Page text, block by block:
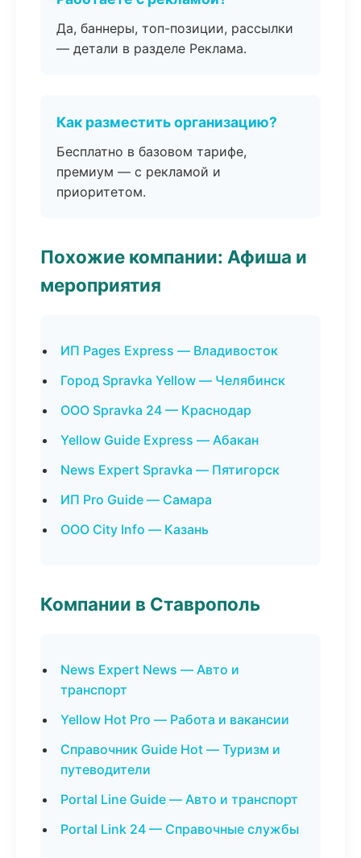
Да, баннеры, топ-позиции, рассылки
— детали в разделе Реклама.
Как разместить организацию?
Бесплатно в базовом тарифе,
премиум — с рекламой и
приоритетом.
Похожие компании: Афиша и
мероприятия
ИП Pages Express — Владивосток
Город Spravka Yellow — Челябинск
ООО Spravka 24 — Краснодар
Yellow Guide Express — Абакан
News Expert Spravka — Пятигорск
ИП Pro Guide — Самара
ООО City Info — Казань
Компании в Ставрополь
News Expert News — Авто и
транспорт
Yellow Hot Pro — Работа и вакансии
Справочник Guide Hot — Туризм и
путеводители
Portal Line Guide — Авто и транспорт
Portal Link 24 — Справочные службы